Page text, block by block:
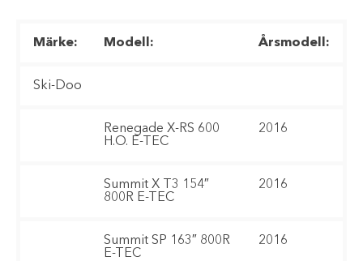
Märke: Modell: Årsmodell:
Ski-Doo
Renegade X-RS 600
H.O. E-TEC
2016
Summit X T3 154″
800R E-TEC
2016
Summit SP 163″ 800R
E-TEC
2016